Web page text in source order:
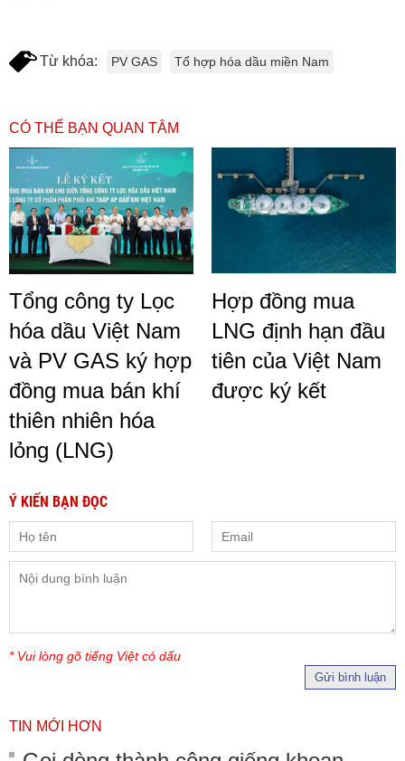
Từ khóa: PV GAS Tổ hợp hóa dầu miền Nam
CÓ THỂ BẠN QUAN TÂM
Tổng công ty Lọc
hóa dầu Việt Nam
và PV GAS ký hợp
đồng mua bán khí
thiên nhiên hóa
lỏng (LNG)
Hợp đồng mua
LNG định hạn đầu
tiên của Việt Nam
được ký kết
Ý KIẾN BẠN ĐỌC
* Vui lòng gõ tiếng Việt có dấu
Gửi bình luận
TIN MỚI HƠN